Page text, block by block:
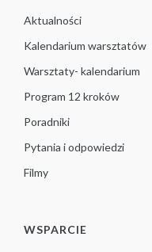
Aktualności
Kalendarium warsztatów
Warsztaty- kalendarium
Program 12 kroków
Poradniki
Pytania i odpowiedzi
Filmy
WSPARCIE